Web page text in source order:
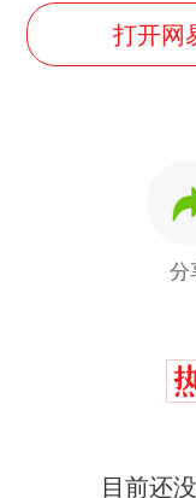
打开网
分
目前还